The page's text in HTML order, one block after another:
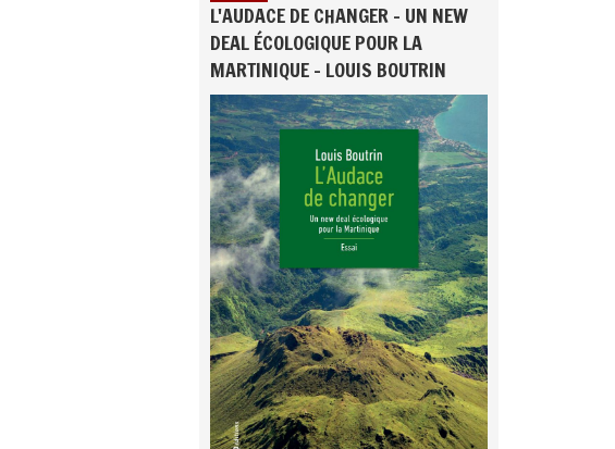
L'AUDACE DE CHANGER - UN NEW
DEAL ÉCOLOGIQUE POUR LA
MARTINIQUE - LOUIS BOUTRIN